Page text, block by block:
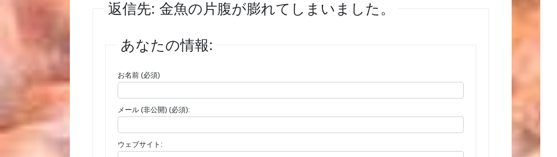
返信先: 金魚の片腹が膨れてしまいました。
あなたの情報:
お名前 (必須)
メール (非公開) (必須):
ウェブサイト: